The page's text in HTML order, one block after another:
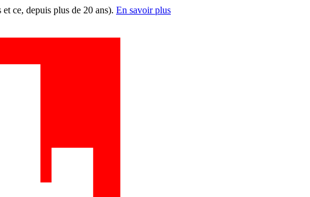
ce, depuis plus de 20 ans). En savoir plus